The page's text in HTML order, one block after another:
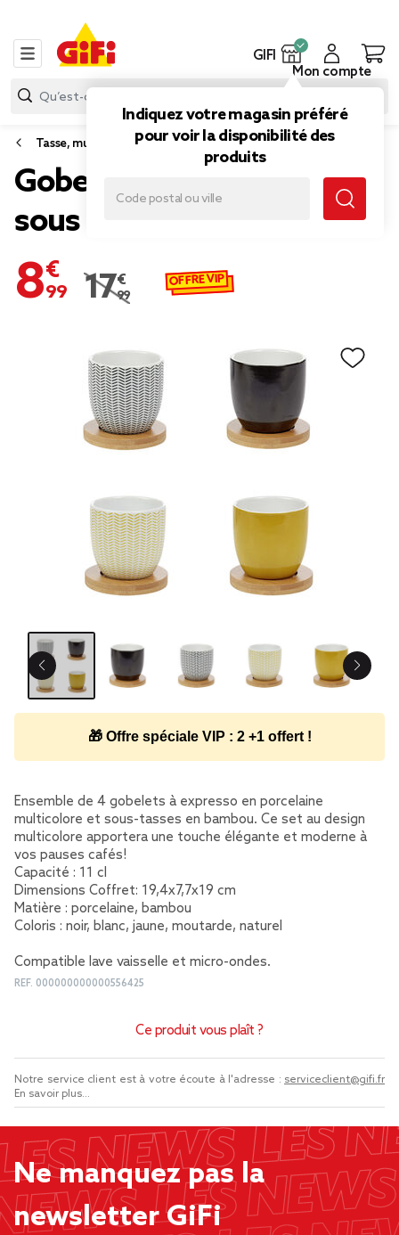
GIFI
Indiquez votre magasin préféré
pour voir la disponibilité des
produits
Mon compte
Tasse, mug et bol
Gobelet à expresso avec
sous tasse en bambou x4
8,99 €
Prix remisé de 17,99 € à 8,99 €
17,99 € OFFRE VIP
🎁 Offre spéciale VIP : 2 +1 offert !
Ensemble de 4 gobelets à expresso en porcelaine
multicolore et sous-tasses en bambou. Ce set au design
multicolore apportera une touche élégante et moderne à
vos pauses cafés!
Capacité : 11 cl
Dimensions Coffret: 19,4x7,7x19 cm
Matière : porcelaine, bambou
Coloris : noir, blanc, jaune, moutarde, naturel
Compatible lave vaisselle et micro-ondes.
REF. 000000000000556425
Ce produit vous plaît ?
Notre service client est à votre écoute à l'adresse : serviceclient@gifi.fr
En savoir plus...
Ne manquez pas la
newsletter GiFi